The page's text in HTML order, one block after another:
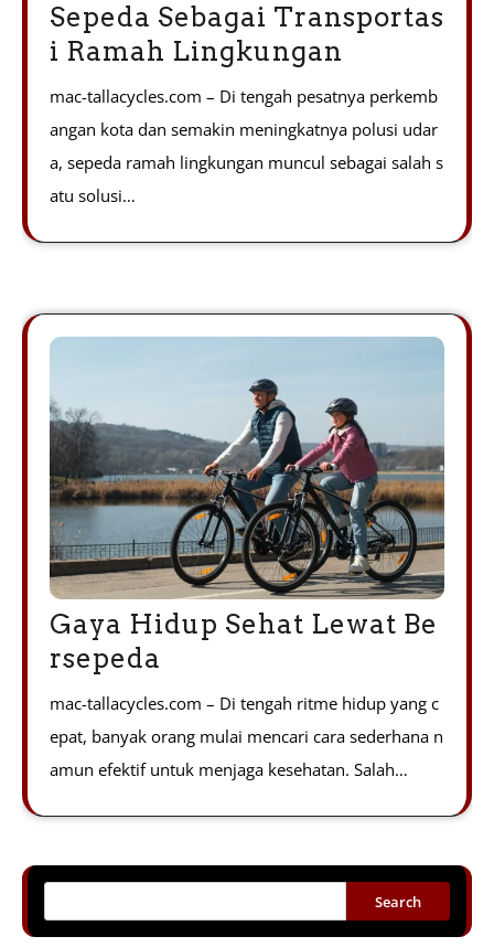
Sepeda Sebagai Transportas
i Ramah Lingkungan
mac-tallacycles.com – Di tengah pesatnya perkemb
angan kota dan semakin meningkatnya polusi udar
a, sepeda ramah lingkungan muncul sebagai salah s
atu solusi…
Gaya Hidup Sehat Lewat Be
rsepeda
mac-tallacycles.com – Di tengah ritme hidup yang c
epat, banyak orang mulai mencari cara sederhana n
amun efektif untuk menjaga kesehatan. Salah…
Search